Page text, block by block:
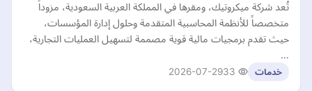
تُعد شركة ميكروتيك، ومقرها في المملكة العربية السعودية، مزوداً
متخصصاً للأنظمة المحاسبية المتقدمة وحلول إدارة المؤسسات،
حيث تقدم برمجيات مالية قوية مصممة لتسهيل العمليات التجارية،
…
خدمات 2026-07-29